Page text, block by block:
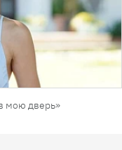
мою дверь»